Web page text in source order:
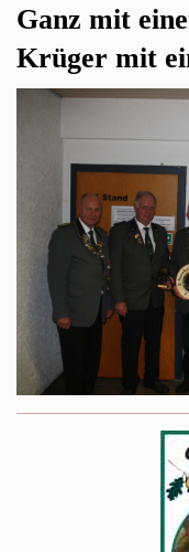
Ganz mit
Krüger mit